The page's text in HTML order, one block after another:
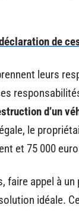
de
leurs
d’un
le
et 75 000
faire appel à
idéale.